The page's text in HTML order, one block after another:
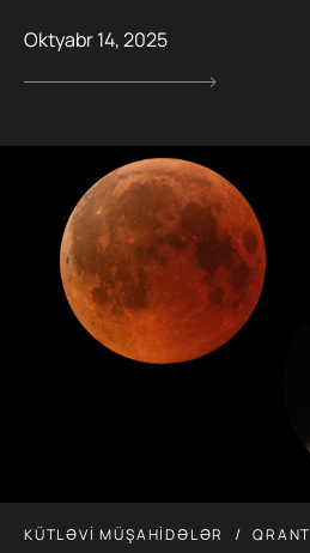
Oktyabr 14, 2025
KÜTLƏVI MÜŞAHIDƏLƏR QRANT